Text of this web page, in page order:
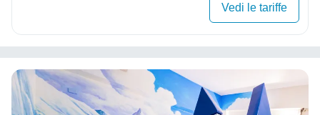
Vedi le tariffe